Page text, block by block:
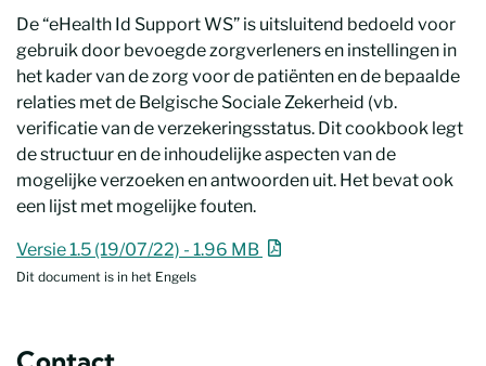
De “eHealth Id Support WS” is uitsluitend bedoeld voor
gebruik door bevoegde zorgverleners en instellingen in
het kader van de zorg voor de patiënten en de bepaalde
relaties met de Belgische Sociale Zekerheid (vb.
verificatie van de verzekeringsstatus. Dit cookbook legt
de structuur en de inhoudelijke aspecten van de
mogelijke verzoeken en antwoorden uit. Het bevat ook
een lijst met mogelijke fouten.
eHealth Id Support WS - Cookbook
Versie 1.5 (19/07/22) - 1.96 MB Nieuw venster
Dit document is in het Engels